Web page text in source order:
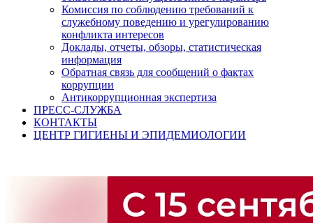
Комиссия по соблюдению требований к
служебному поведению и урегулированию
конфликта интересов
Доклады, отчеты, обзоры, статистическая
информация
Обратная связь для сообщений о фактах
коррупции
Антикоррупционная экспертиза
ПРЕСС-СЛУЖБА
КОНТАКТЫ
ЦЕНТР ГИГИЕНЫ И ЭПИДЕМИОЛОГИИ